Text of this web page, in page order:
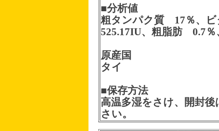
■分析値
粗タンパク質 17％、
525.17IU、粗脂肪 0.7
原産国
タイ
■保存方法
高温多湿をさけ、開封
さい。